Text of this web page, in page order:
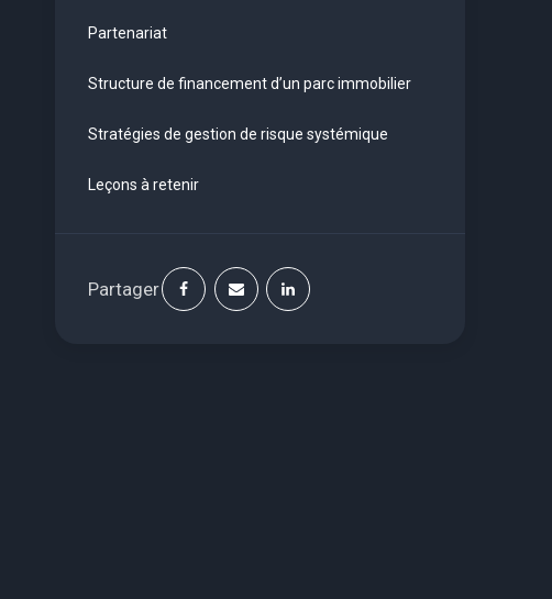
Partenariat
Structure de financement d’un parc immobilier
Stratégies de gestion de risque systémique
Leçons à retenir
Partager